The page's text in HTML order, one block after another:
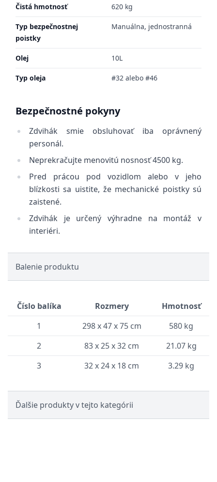
Čistá hmotnosť 620 kg
Typ bezpečnostnej
poistky
Manuálna, jednostranná
Olej 10L
Typ oleja #32 alebo #46
Bezpečnostné pokyny
Zdvihák smie obsluhovať iba oprávnený
personál.
Neprekračujte menovitú nosnosť 4500 kg.
Pred prácou pod vozidlom alebo v jeho
blízkosti sa uistite, že mechanické poistky sú
zaistené.
Zdvihák je určený výhradne na montáž v
interiéri.
Balenie produktu
Číslo balíka Rozmery
Hmotnosť
1
298 x 47 x 75 cm
580 kg
2
83 x 25 x 32 cm
21.07 kg
3
32 x 24 x 18 cm 3.29 kg
Ďalšie produkty v tejto kategórii